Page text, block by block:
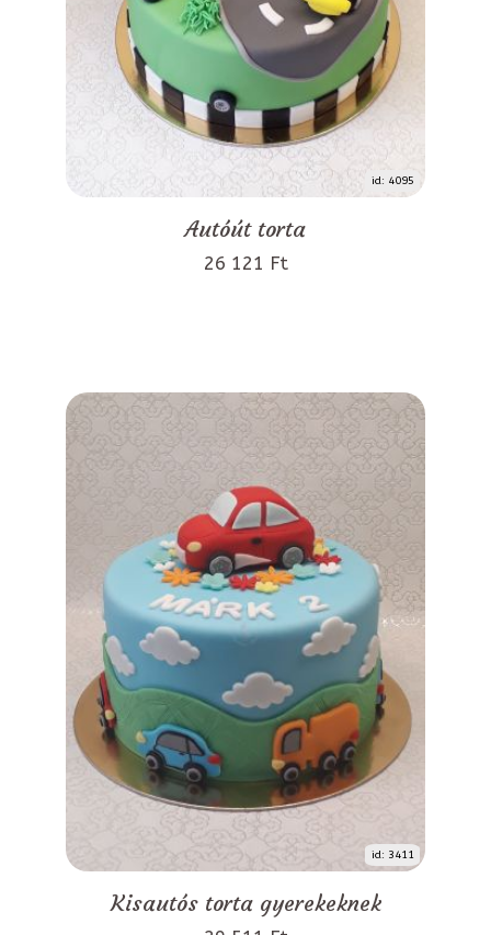
id: 4095
Autóút torta
26 121 Ft
id: 3411
Kisautós torta gyerekeknek